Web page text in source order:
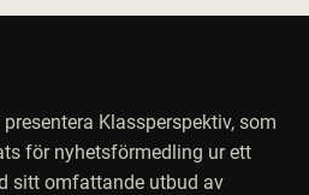
Klassperspektiv, som
för nyhetsförmedling ur ett
sitt omfattande utbud av